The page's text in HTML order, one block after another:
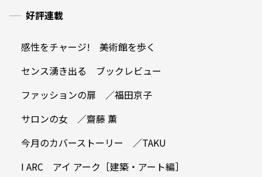
好評連載
感性をチャージ! 美術館を歩く
センス湧き出る ブックレビュー
ファッションの扉 ／福田京子
サロンの女 ／齋藤 薫
今月のカバーストーリー ／TAKU
I ARC アイ アーク［建築・アート編］